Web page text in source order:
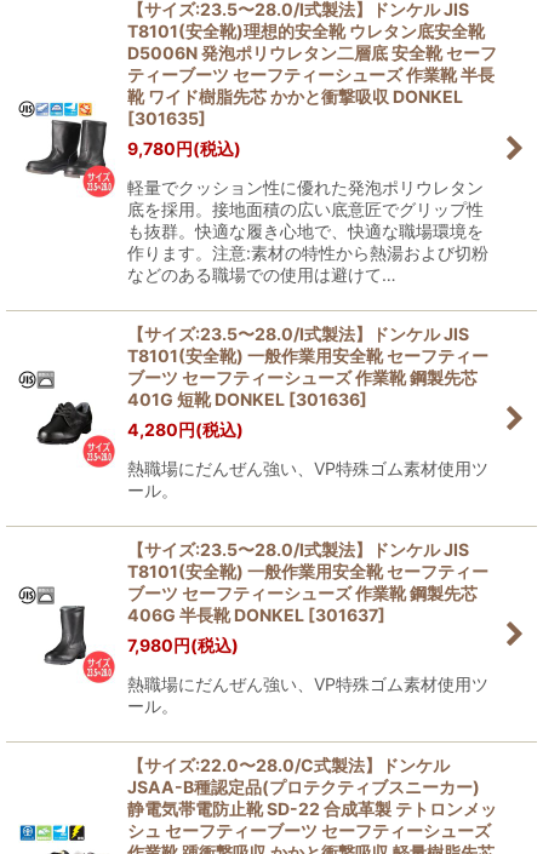
【サイズ:23.5〜28.0/I式製法】ドンケル JIS
T8101(安全靴)理想的安全靴 ウレタン底安全靴
D5006N 発泡ポリウレタン二層底 安全靴 セーフ
ティーブーツ セーフティーシューズ 作業靴 半長
靴 ワイド樹脂先芯 かかと衝撃吸収 DONKEL
[301635]
9,780円(税込)
軽量でクッション性に優れた発泡ポリウレタン
底を採用。接地面積の広い底意匠でグリップ性
も抜群。快適な履き心地で、快適な職場環境を
作ります。注意:素材の特性から熱湯および切粉
などのある職場での使用は避けて…
【サイズ:23.5〜28.0/I式製法】ドンケル JIS
T8101(安全靴) 一般作業用安全靴 セーフティー
ブーツ セーフティーシューズ 作業靴 鋼製先芯
401G 短靴 DONKEL [301636]
4,280円(税込)
熱職場にだんぜん強い、VP特殊ゴム素材使用ツ
ール。
【サイズ:23.5〜28.0/I式製法】ドンケル JIS
T8101(安全靴) 一般作業用安全靴 セーフティー
ブーツ セーフティーシューズ 作業靴 鋼製先芯
406G 半長靴 DONKEL [301637]
7,980円(税込)
熱職場にだんぜん強い、VP特殊ゴム素材使用ツ
ール。
【サイズ:22.0〜28.0/C式製法】ドンケル
JSAA-B種認定品(プロテクティブスニーカー)
静電気帯電防止靴 SD-22 合成革製 テトロンメッ
シュ セーフティーブーツ セーフティーシューズ